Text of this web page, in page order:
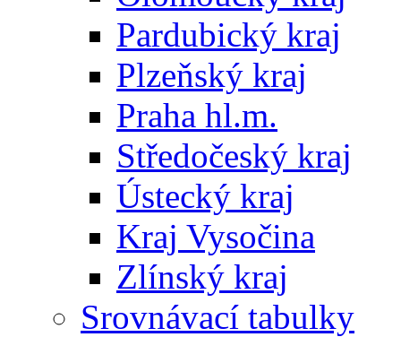
Pardubický kraj
Plzeňský kraj
Praha hl.m.
Středočeský kraj
Ústecký kraj
Kraj Vysočina
Zlínský kraj
Srovnávací tabulky